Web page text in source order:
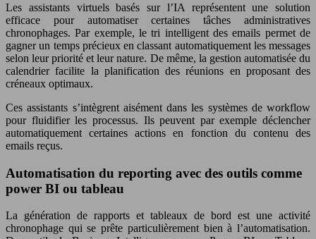
Les assistants virtuels basés sur l’IA représentent une solution
efficace pour automatiser certaines tâches administratives
chronophages. Par exemple, le tri intelligent des emails permet de
gagner un temps précieux en classant automatiquement les messages
selon leur priorité et leur nature. De même, la gestion automatisée du
calendrier facilite la planification des réunions en proposant des
créneaux optimaux.
Ces assistants s’intègrent aisément dans les systèmes de workflow
pour fluidifier les processus. Ils peuvent par exemple déclencher
automatiquement certaines actions en fonction du contenu des
emails reçus.
Automatisation du reporting avec des outils comme
power BI ou tableau
La génération de rapports et tableaux de bord est une activité
chronophage qui se prête particulièrement bien à l’automatisation.